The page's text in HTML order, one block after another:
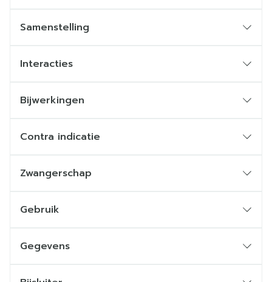
Samenstelling
Interacties
Bijwerkingen
Contra indicatie
Zwangerschap
Gebruik
Gegevens